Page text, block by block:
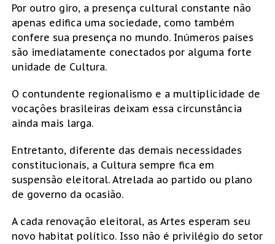
Por outro giro, a presença cultural constante não
apenas edifica uma sociedade, como também
confere sua presença no mundo. Inúmeros países
são imediatamente conectados por alguma forte
unidade de Cultura.
O contundente regionalismo e a multiplicidade de
vocações brasileiras deixam essa circunstância
ainda mais larga.
Entretanto, diferente das demais necessidades
constitucionais, a Cultura sempre fica em
suspensão eleitoral. Atrelada ao partido ou plano
de governo da ocasião.
A cada renovação eleitoral, as Artes esperam seu
novo habitat político. Isso não é privilégio do setor